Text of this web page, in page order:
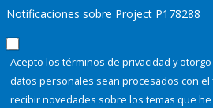
Notificaciones sobre Project P178288
Acepto los términos de privacidad y
datos personales sean procesados con
recibir novedades sobre los temas que